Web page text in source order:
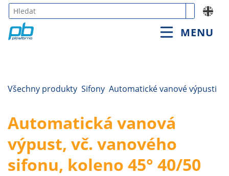
https://www.plastbrno.cz/automaticka-vanova-vypust-vc-
vanoveho-sifonu-koleno-45-40-50
more
MENU
Všechny produkty Sifony Automatické vanové výpusti
Automatická vanová
výpust, vč. vanového
sifonu, koleno 45° 40/50